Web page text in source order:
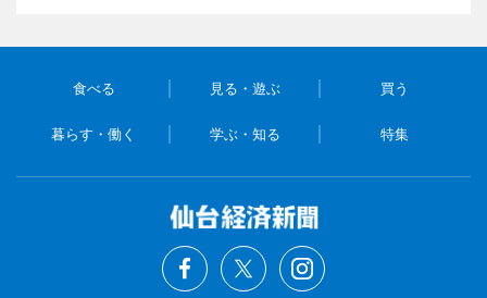
食べる 見る・遊ぶ 買う
暮らす・働く 学ぶ・知る 特集